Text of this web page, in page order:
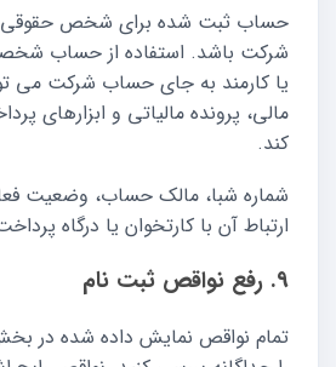
حساب ثبت شده برای شخص حقوقی
شرکت باشد. استفاده از حساب
یا کارمند به جای حساب شرکت می
مالی، پرونده مالیاتی و ابزارهای
کند.
شماره شبا، مالک حساب، وضعیت
ارتباط آن با کارتخوان یا درگاه
۹. رفع نواقص ثبت نام
تمام نواقص نمایش داده شده در